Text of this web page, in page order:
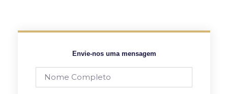
Envie-nos uma mensagem